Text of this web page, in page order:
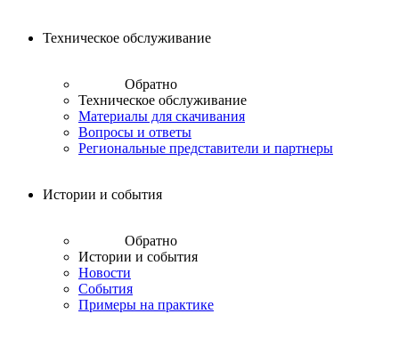
Техническое обслуживание
Обратно
Техническое обслуживание
Материалы для скачивания
Вопросы и ответы
Региональные представители и партнеры
Истории и события
Обратно
Истории и события
Новости
События
Примеры на практике